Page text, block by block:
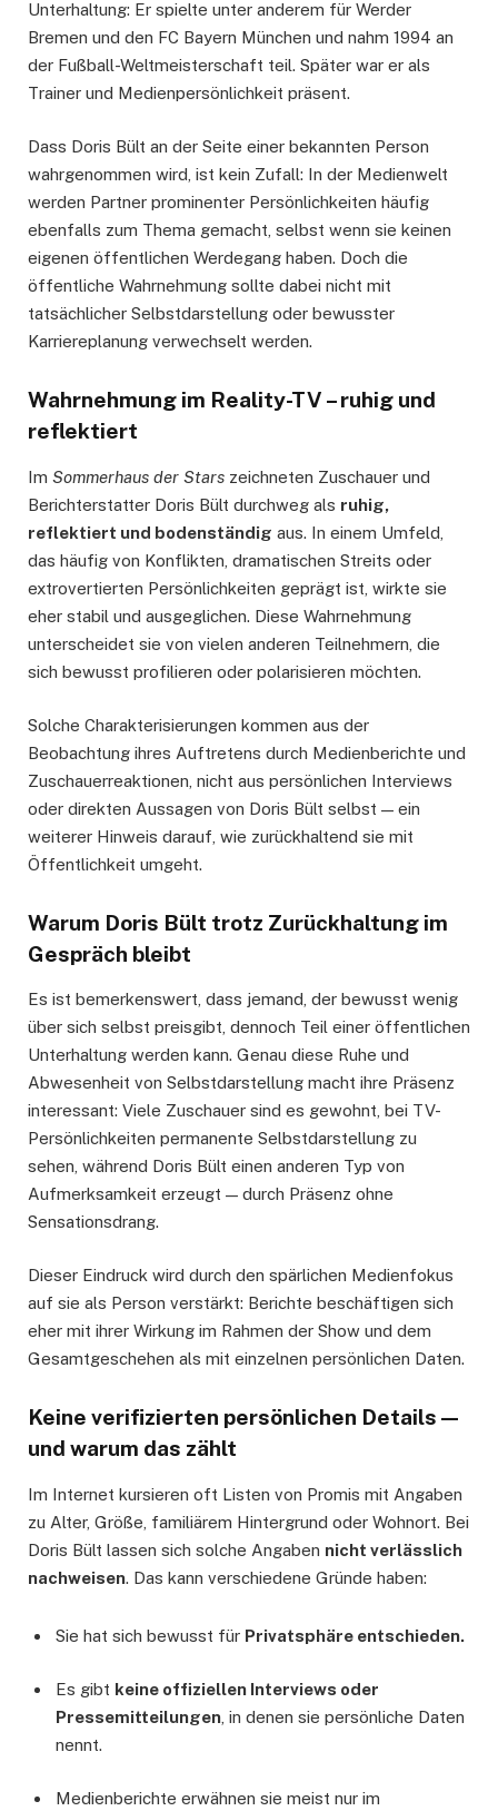
Unterhaltung: Er spielte unter anderem für Werder
Bremen und den FC Bayern München und nahm 1994 an
der Fußball-Weltmeisterschaft teil. Später war er als
Trainer und Medienpersönlichkeit präsent.
Dass Doris Bült an der Seite einer bekannten Person
wahrgenommen wird, ist kein Zufall: In der Medienwelt
werden Partner prominenter Persönlichkeiten häufig
ebenfalls zum Thema gemacht, selbst wenn sie keinen
eigenen öffentlichen Werdegang haben. Doch die
öffentliche Wahrnehmung sollte dabei nicht mit
tatsächlicher Selbstdarstellung oder bewusster
Karriereplanung verwechselt werden.
Wahrnehmung im Reality-TV – ruhig und
reflektiert
Im Sommerhaus der Stars zeichneten Zuschauer und
Berichterstatter Doris Bült durchweg als ruhig,
reflektiert und bodenständig aus. In einem Umfeld,
das häufig von Konflikten, dramatischen Streits oder
extrovertierten Persönlichkeiten geprägt ist, wirkte sie
eher stabil und ausgeglichen. Diese Wahrnehmung
unterscheidet sie von vielen anderen Teilnehmern, die
sich bewusst profilieren oder polarisieren möchten.
Solche Charakterisierungen kommen aus der
Beobachtung ihres Auftretens durch Medienberichte und
Zuschauerreaktionen, nicht aus persönlichen Interviews
oder direkten Aussagen von Doris Bült selbst — ein
weiterer Hinweis darauf, wie zurückhaltend sie mit
Öffentlichkeit umgeht.
Warum Doris Bült trotz Zurückhaltung im
Gespräch bleibt
Es ist bemerkenswert, dass jemand, der bewusst wenig
über sich selbst preisgibt, dennoch Teil einer öffentlichen
Unterhaltung werden kann. Genau diese Ruhe und
Abwesenheit von Selbstdarstellung macht ihre Präsenz
interessant: Viele Zuschauer sind es gewohnt, bei TV-
Persönlichkeiten permanente Selbstdarstellung zu
sehen, während Doris Bült einen anderen Typ von
Aufmerksamkeit erzeugt — durch Präsenz ohne
Sensationsdrang.
Dieser Eindruck wird durch den spärlichen Medienfokus
auf sie als Person verstärkt: Berichte beschäftigen sich
eher mit ihrer Wirkung im Rahmen der Show und dem
Gesamtgeschehen als mit einzelnen persönlichen Daten.
Keine verifizierten persönlichen Details —
und warum das zählt
Im Internet kursieren oft Listen von Promis mit Angaben
zu Alter, Größe, familiärem Hintergrund oder Wohnort. Bei
Doris Bült lassen sich solche Angaben nicht verlässlich
nachweisen. Das kann verschiedene Gründe haben:
Sie hat sich bewusst für Privatsphäre entschieden.
Es gibt keine offiziellen Interviews oder
Pressemitteilungen , in denen sie persönliche Daten
nennt.
Medienberichte erwähnen sie meist nur im